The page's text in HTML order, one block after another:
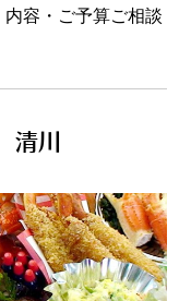
容・ご予算ご相談
清川